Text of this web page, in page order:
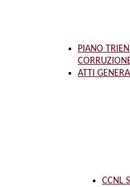
PIANO
ATTI
CCNL